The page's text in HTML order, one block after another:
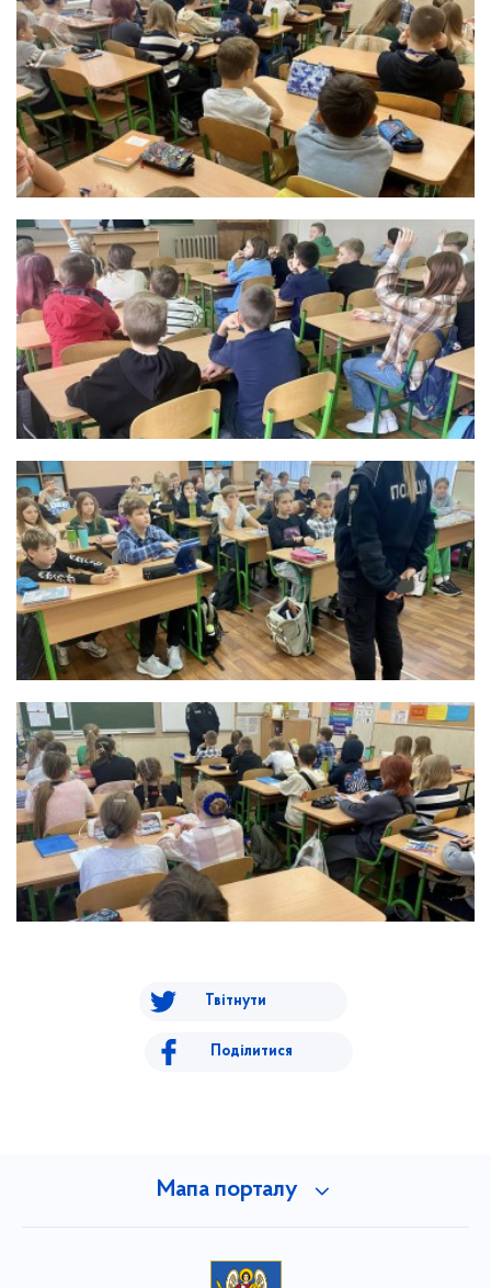
Твітнути
Поділитися
Мапа порталу